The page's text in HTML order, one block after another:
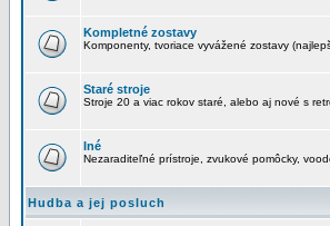
Kompletné zostavy
Komponenty, tvoriace vyvážené zostavy
Staré stroje
Stroje 20 a viac rokov staré, alebo aj nové s
Iné
Nezaraditeľné prístroje, zvukové pomôcky,
Hudba a jej posluch